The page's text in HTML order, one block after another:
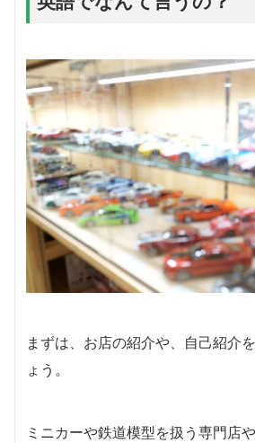
まずは、お店の紹介や、自己紹介
ょう。
ミニカーや鉄道模型を扱う専門店